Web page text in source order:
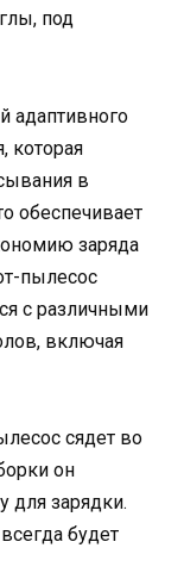
под
адаптивного
которая
в
обеспечивает
заряда
пылесос
с различными
включая
сядет во
он
для зарядки.
будет